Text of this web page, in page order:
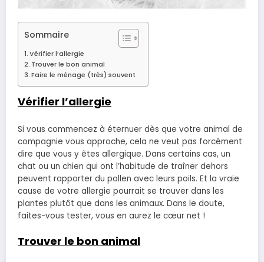
Sommaire
Vérifier l’allergie
Trouver le bon animal
Faire le ménage (très) souvent
Vérifier l’allergie
Si vous commencez à éternuer dès que votre animal de
compagnie vous approche, cela ne veut pas forcément
dire que vous y êtes allergique. Dans certains cas, un
chat ou un chien qui ont l’habitude de traîner dehors
peuvent rapporter du pollen avec leurs poils. Et la vraie
cause de votre allergie pourrait se trouver dans les
plantes plutôt que dans les animaux. Dans le doute,
faites-vous tester, vous en aurez le cœur net !
Trouver le bon animal